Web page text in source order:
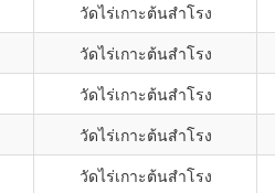
วัดไร่เกาะต้นสำโรง
วัดไร่เกาะต้นสำโรง
วัดไร่เกาะต้นสำโรง
วัดไร่เกาะต้นสำโรง
วัดไร่เกาะต้นสำโรง